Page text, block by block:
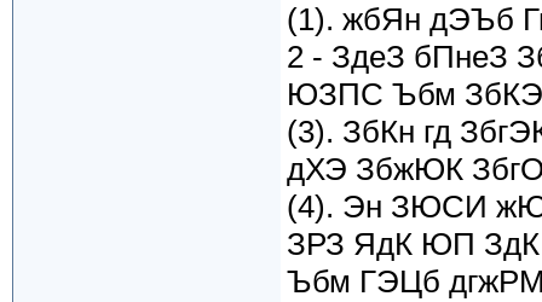
(1). жбЯн дЭЪб
2 - ЗдеЗ бПнеЗ
ЮЗПС Ъбм
(3). ЗбКн гд
дХЭ ЗбжЮК
(4). Эн ЗЮСИ
ЗРЗ ЯдК ЮП
Ъбм ГЭЦб